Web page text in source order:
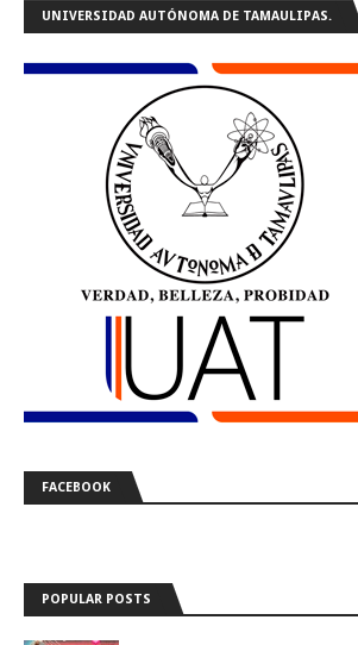
UNIVERSIDAD AUTÓNOMA DE TAMAULIPAS.
FACEBOOK
POPULAR POSTS